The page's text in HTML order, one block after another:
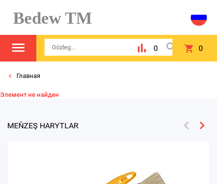
Bedew TM
0 0
Главная
Элемент не найден
MEŇZEŞ HARYTLAR